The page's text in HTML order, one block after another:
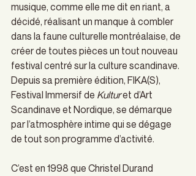
musique, comme elle me dit en riant, a
décidé, réalisant un manque à combler
dans la faune culturelle montréalaise, de
créer de toutes pièces un tout nouveau
festival centré sur la culture scandinave.
Depuis sa première édition, FIKA(S),
Festival Immersif de Kultur et d’Art
Scandinave et Nordique, se démarque
par l’atmosphère intime qui se dégage
de tout son programme d’activité.
C’est en 1998 que Christel Durand